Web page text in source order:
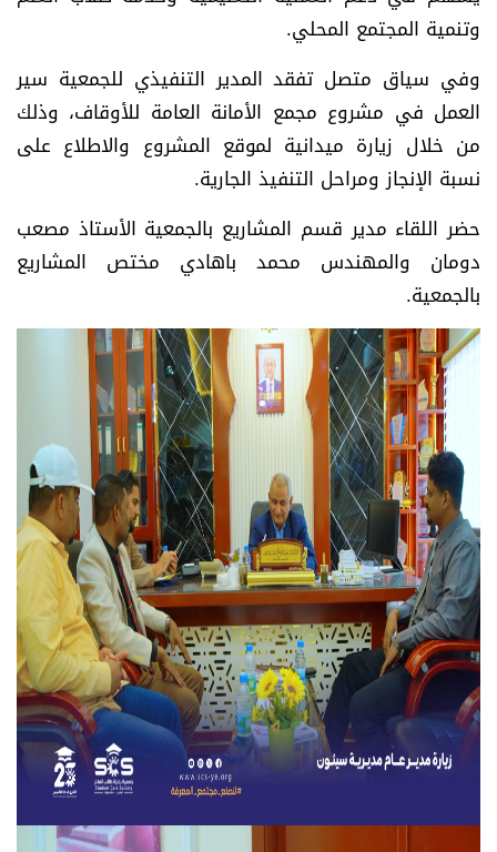
وتنمية المجتمع المحلي.
وفي سياق متصل تفقد المدير التنفيذي للجمعية سير
العمل في مشروع مجمع الأمانة العامة للأوقاف، وذلك
من خلال زيارة ميدانية لموقع المشروع والاطلاع على
نسبة الإنجاز ومراحل التنفيذ الجارية.
حضر اللقاء مدير قسم المشاريع بالجمعية الأستاذ مصعب
دومان والمهندس محمد باهادي مختص المشاريع
بالجمعية.